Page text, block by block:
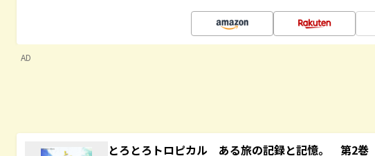
AD
とろとろトロピカル ある旅の記録と記憶。 第2巻